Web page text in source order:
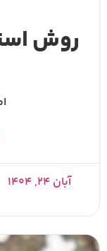
روش
آبان ۲۴, ۱۴۰۴